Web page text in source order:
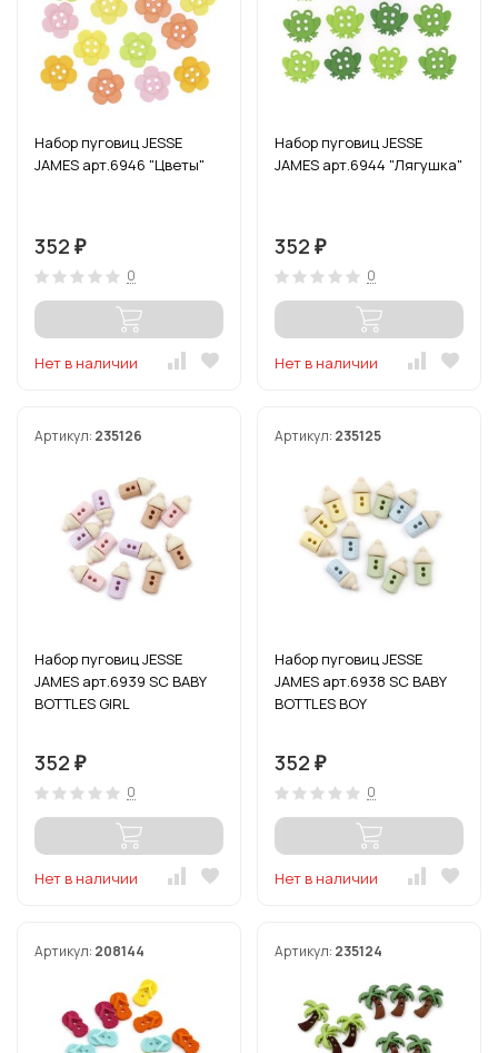
Набор пуговиц JESSE
JAMES арт.6946 "Цветы"
352 ₽
0
Нет в наличии
Набор пуговиц JESSE
JAMES арт.6944 "Лягушка"
352 ₽
0
Нет в наличии
Артикул: 235126
Набор пуговиц JESSE
JAMES арт.6939 SC BABY
BOTTLES GIRL
352 ₽
0
Нет в наличии
Артикул: 235125
Набор пуговиц JESSE
JAMES арт.6938 SC BABY
BOTTLES BOY
352 ₽
0
Нет в наличии
Артикул: 208144 Артикул: 235124